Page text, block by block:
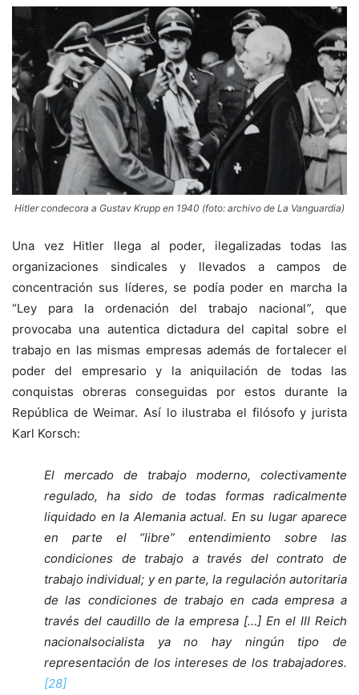
Hitler condecora a Gustav Krupp en 1940 (foto: archivo de La Vanguardia)
Una vez Hitler llega al poder, ilegalizadas todas las
organizaciones sindicales y llevados a campos de
concentración sus líderes, se podía poder en marcha la
“Ley para la ordenación del trabajo nacional”, que
provocaba una autentica dictadura del capital sobre el
trabajo en las mismas empresas además de fortalecer el
poder del empresario y la aniquilación de todas las
conquistas obreras conseguidas por estos durante la
República de Weimar. Así lo ilustraba el filósofo y jurista
Karl Korsch:
El mercado de trabajo moderno, colectivamente
regulado, ha sido de todas formas radicalmente
liquidado en la Alemania actual. En su lugar aparece
en parte el “libre” entendimiento sobre las
condiciones de trabajo a través del contrato de
trabajo individual; y en parte, la regulación autoritaria
de las condiciones de trabajo en cada empresa a
través del caudillo de la empresa […] En el III Reich
nacionalsocialista ya no hay ningún tipo de
representación de los intereses de los trabajadores.
[28]